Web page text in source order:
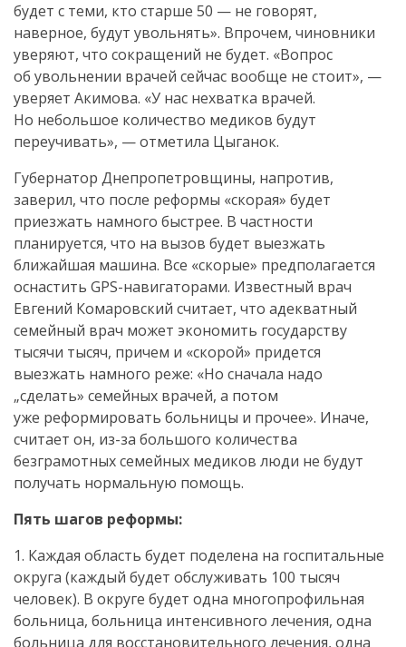
будет с теми, кто старше 50 — не говорят,
наверное, будут увольнять». Впрочем, чиновники
уверяют, что сокращений не будет. «Вопрос
об увольнении врачей сейчас вообще не стоит», —
уверяет Акимова. «У нас нехватка врачей.
Но небольшое количество медиков будут
переучивать», — отметила Цыганок.
Губернатор Днепропетровщины, напротив,
заверил, что после реформы «скорая» будет
приезжать намного быстрее. В частности
планируется, что на вызов будет выезжать
ближайшая машина. Все «скорые» предполагается
оснастить GPS-навигаторами. Известный врач
Евгений Комаровский считает, что адекватный
семейный врач может экономить государству
тысячи тысяч, причем и «скорой» придется
выезжать намного реже: «Но сначала надо
„сделать» семейных врачей, а потом
уже реформировать больницы и прочее». Иначе,
считает он, из-за большого количества
безграмотных семейных медиков люди не будут
получать нормальную помощь.
Пять шагов реформы:
1. Каждая область будет поделена на госпитальные
округа (каждый будет обслуживать 100 тысяч
человек). В округе будет одна многопрофильная
больница, больница интенсивного лечения, одна
больница для восстановительного лечения, одна